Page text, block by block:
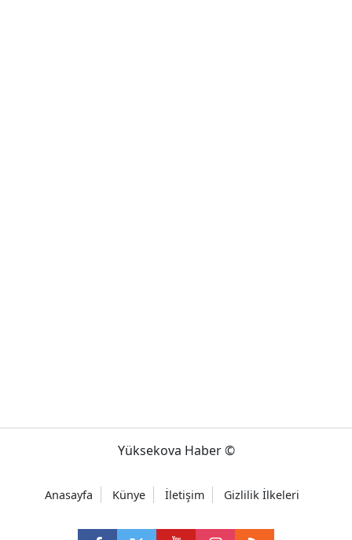
Yüksekova Haber ©
Anasayfa Künye İletişim Gizlilik İlkeleri